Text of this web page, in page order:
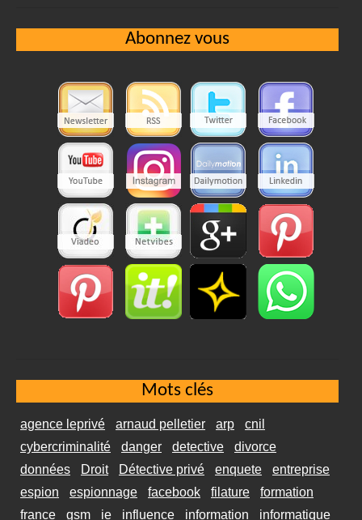
Abonnez vous
Mots clés
agence leprivé arnaud pelletier arp
cnil
cybercriminalité
danger detective
divorce
données
Droit Détective privé enquete
entreprise
espion
espionnage facebook filature
formation
france
gsm ie influence information informatique